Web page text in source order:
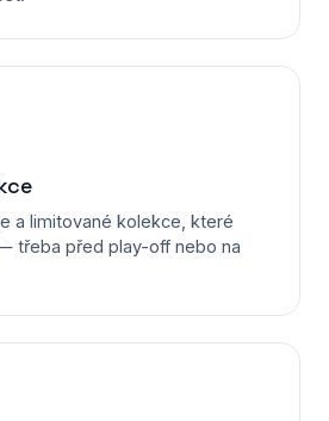
a limitované kolekce, které
třeba před play-off nebo na